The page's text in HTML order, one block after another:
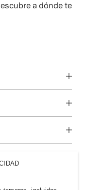
a dónde te